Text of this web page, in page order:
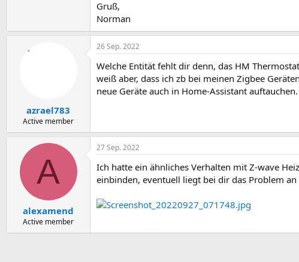
Gruß,
Norman
azrael783
Active member
26 Sep. 2022
Welche Entität fehlt dir denn, das HM
weiß aber, dass ich zb bei meinen Zigbee
neue Geräte auch in Home-Assistant
A
alexamend
Active member
27 Sep. 2022
Ich hatte ein ähnliches Verhalten mit Z-wave
einbinden, eventuell liegt bei dir das Problem an